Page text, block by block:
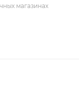
магазинах